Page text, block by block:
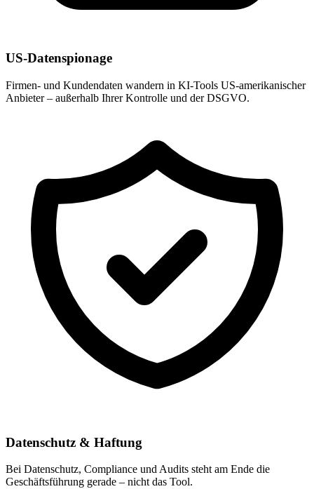
US-Datenspionage
Firmen- und Kundendaten wandern in KI-Tools US-amerikanischer
Anbieter – außerhalb Ihrer Kontrolle und der DSGVO.
Datenschutz & Haftung
Bei Datenschutz, Compliance und Audits steht am Ende die
Geschäftsführung gerade – nicht das Tool.